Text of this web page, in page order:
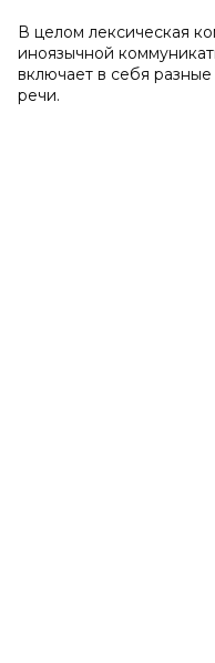
В целом лексическая
иноязычной
включает в себя
речи.